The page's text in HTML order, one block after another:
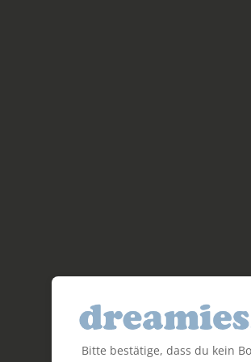
Bitte bestätige, dass du kein